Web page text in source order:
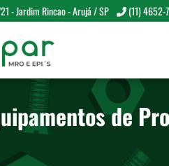
- Jardim Rincao - Arujá / SP (11) 4652-
de